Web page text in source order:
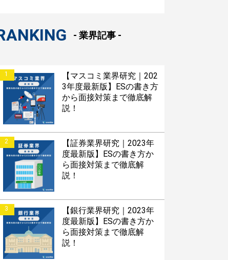
- 業界記事 -
1
【マスコミ業界研究｜202
3年度最新版】ESの書き方
から面接対策まで徹底解
説！
2
【証券業界研究｜2023年
度最新版】ESの書き方か
ら面接対策まで徹底解
説！
3
【銀行業界研究｜2023年
度最新版】ESの書き方か
ら面接対策まで徹底解
説！